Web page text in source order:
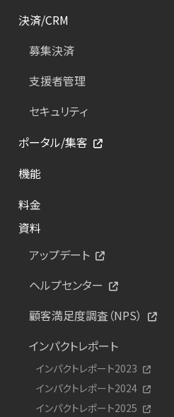
決済/CRM
募集決済
支援者管理
セキュリティ
ポータル/集客
機能
料金
資料
アップデート
ヘルプセンター
顧客満足度調査（NPS）
インパクトレポート
インパクトレポート2023
インパクトレポート2024
インパクトレポート2025